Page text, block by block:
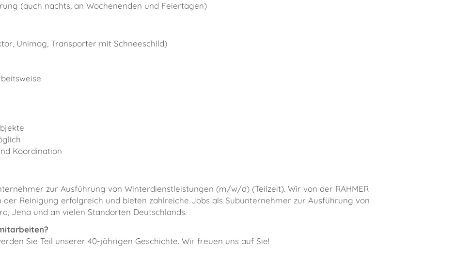
(auch nachts, an Wochenenden und Feiertagen)
Unimog, Transporter mit Schneeschild)
Koordination
zur Ausführung von Winterdienstleistungen (m/w/d) (Teilzeit). Wir von der RAHMER
Reinigung erfolgreich und bieten zahlreiche Jobs als Subunternehmer zur Ausführung von
Jena und an vielen Standorten Deutschlands.
Sie Teil unserer 40-jährigen Geschichte. Wir freuen uns auf Sie!